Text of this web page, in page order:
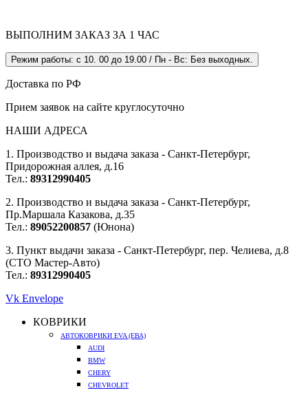
ВЫПОЛНИМ ЗАКАЗ ЗА 1 ЧАС
Режим работы: с 10. 00 до 19.00 / Пн - Вс: Без выходных.
Доставка по РФ
Прием заявок на сайте круглосуточно
НАШИ АДРЕСА
1. Производство и выдача заказа - Санкт-Петербург,
Придорожная аллея, д.16
Тел.: 89312990405
2. Производство и выдача заказа - Санкт-Петербург,
Пр.Маршала Казакова, д.35
Тел.: 89052200857 (Юнона)
3. Пункт выдачи заказа - Санкт-Петербург, пер. Челиева, д.8
(СТО Мастер-Авто)
Тел.: 89312990405
Vk Envelope
КОВРИКИ
АВТОКОВРИКИ EVA (ЕВА)
AUDI
BMW
CHERY
CHEVROLET